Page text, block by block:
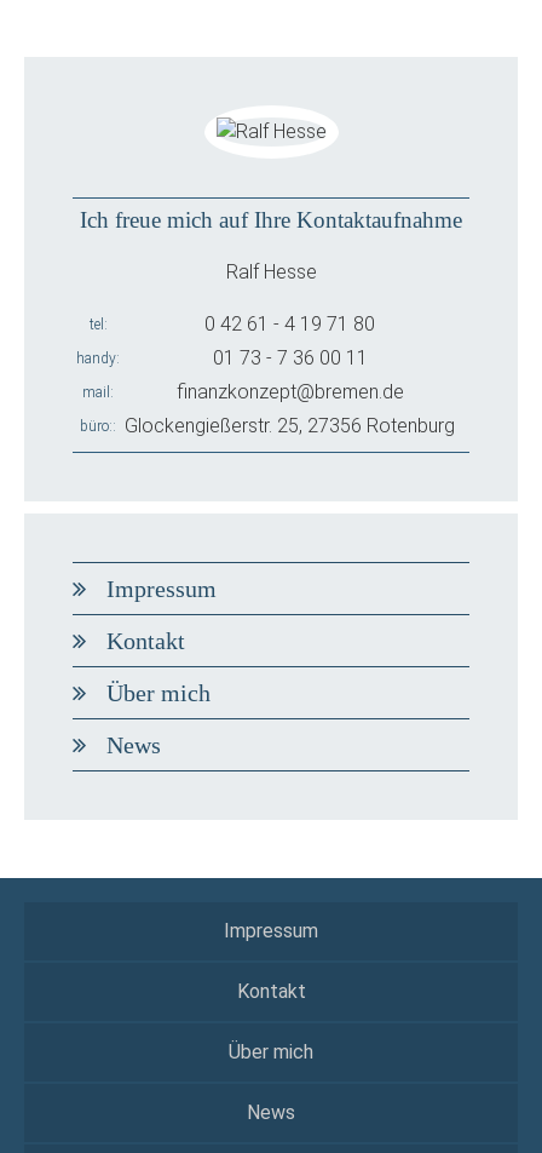
Ich freue mich auf Ihre Kontaktaufnahme
Ralf Hesse
tel 0 42 61 - 4 19 71 80
handy 01 73 - 7 36 00 11
mail finanzkonzept@bremen.de
büro: Glockengießerstr. 25, 27356 Rotenburg
Impressum
Kontakt
Über mich
News
Impressum
Kontakt
Über mich
News